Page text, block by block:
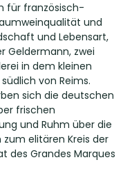
für französisch-
und
und Lebensart,
Geldermann, zwei
in dem kleinen
von Reims.
sich die deutschen
frischen
und Ruhm über die
elitären Kreis der
des Grandes Marques